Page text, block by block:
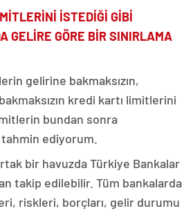
İSTEDİĞİ GİBİ
GELİRE GÖRE BİR SINIRLAMA
gelirine bakmaksızın,
kredi kartı limitlerini
bundan sonra
ediyorum.
bir havuzda Türkiye Bankalar
takip edilebilir. Tüm bankalarda
riskleri, borçları, gelir durumu